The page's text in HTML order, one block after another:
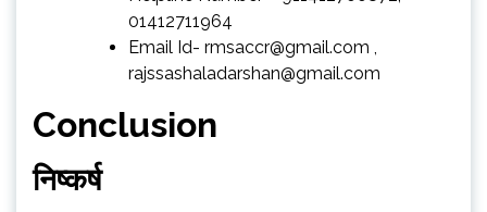
01412711964
Email Id- rmsaccr@gmail.com ,
rajssashaladarshan@gmail.com
Conclusion
निष्कर्ष